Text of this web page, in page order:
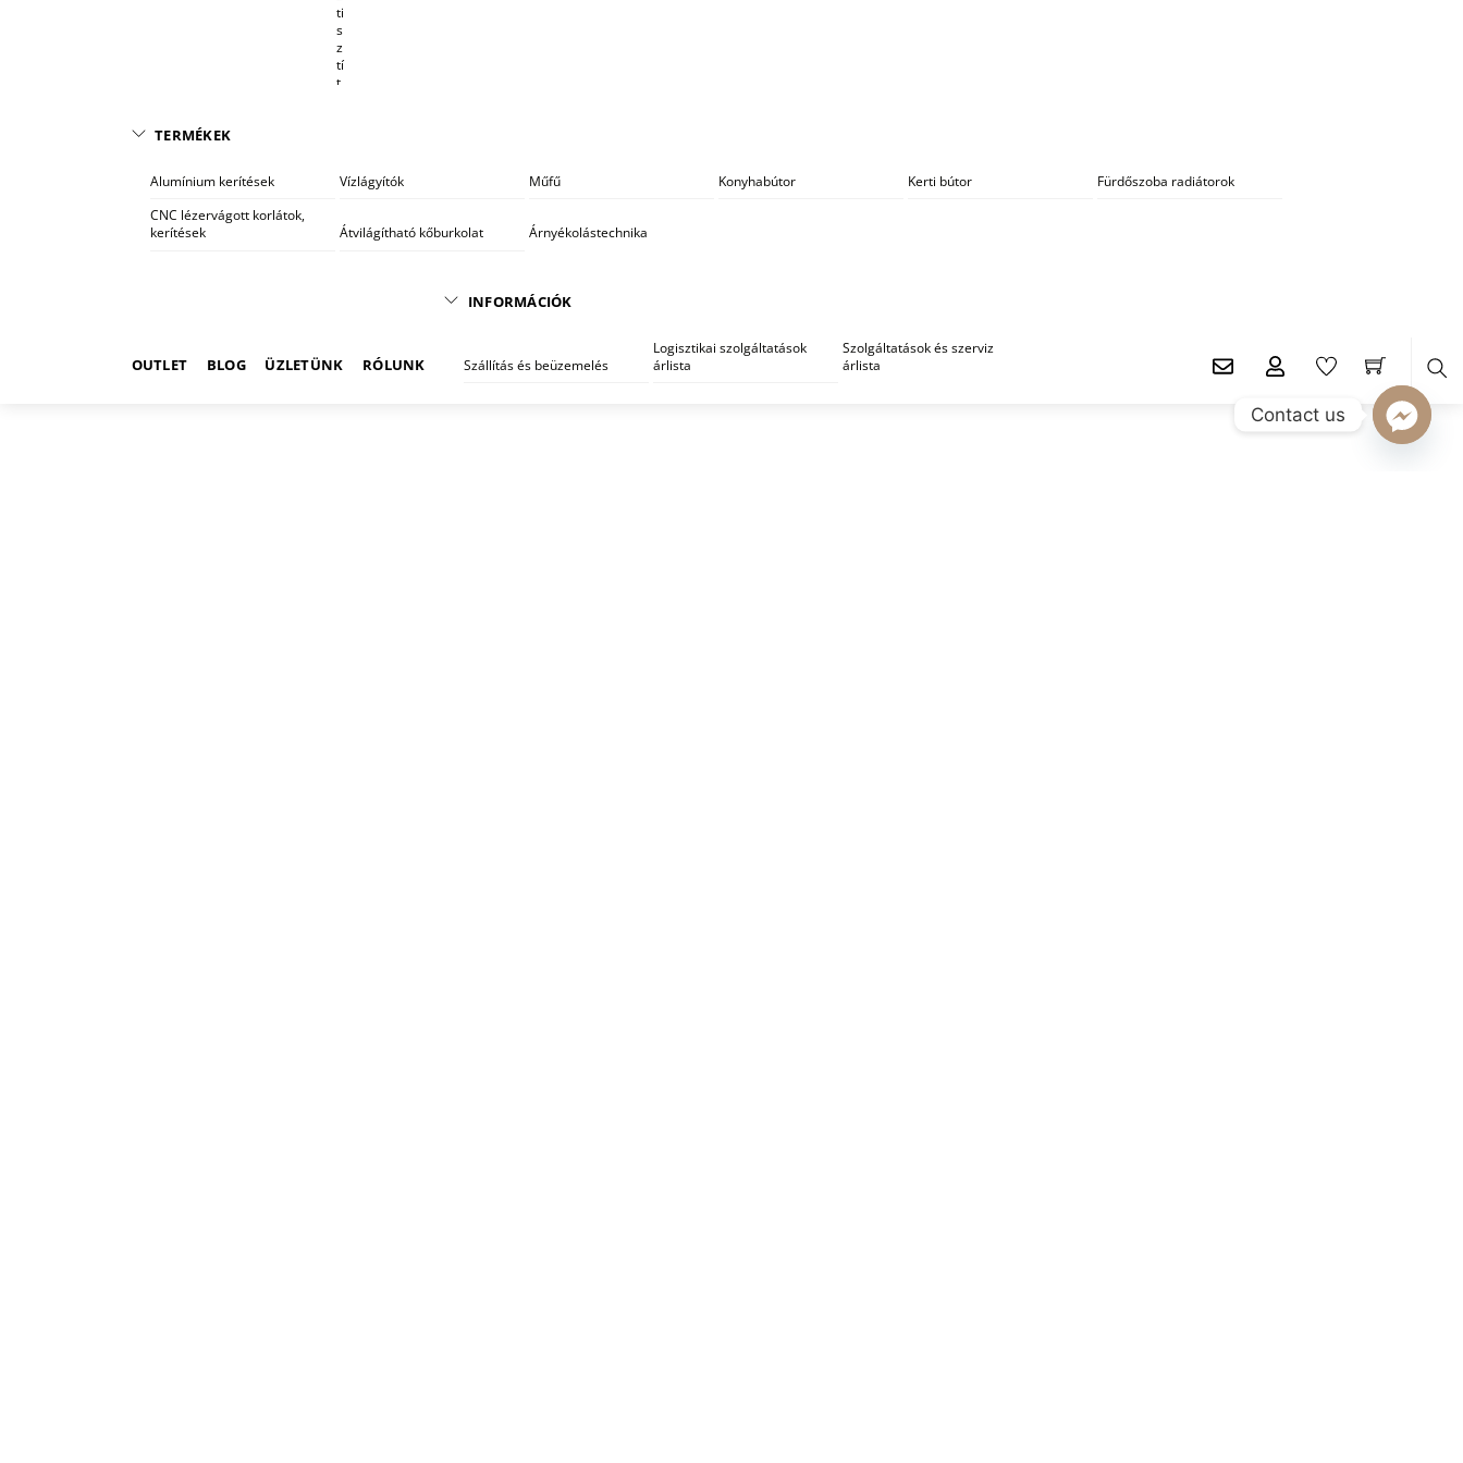
ti
s
z
tí
t
s
e
r
TERMÉKEK
Alumínium kerítések Vízlágyítók Műfű Konyhabútor Kerti bútor
Fürdőszoba radiátorok
CNC lézervágott korlátok,
kerítések
Átvilágítható kőburkolat Árnyékolástechnika
OUTLET BLOG ÜZLETÜNK RÓLUNK
INFORMÁCIÓK
Szállítás és beüzemelés
Logisztikai szolgáltatások
árlista
Szolgáltatások és szerviz
árlista
Contact us